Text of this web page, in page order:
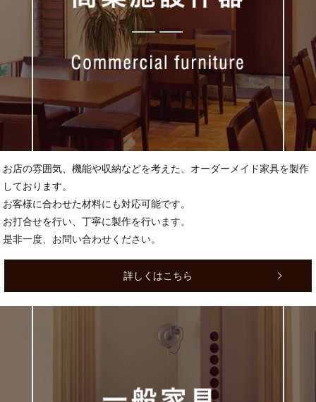
お店の雰囲気、機能や収納などを考えた、オーダーメイド家具を製作
しております。
お客様に合わせた材料にも対応可能です。
お打合せを行い、丁寧に製作を行います。
是非一度、お問い合わせください。
詳しくはこちら